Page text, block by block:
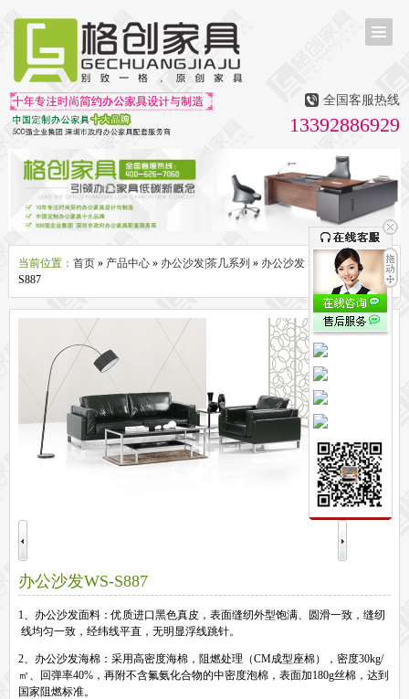
首页
茶台茶桌
多媒体会议室家具
办公屏风隔断系列
办公屏风卡位
高隔断墙 折叠屏风
组合职员台
办公桌系列
经理办公桌
会议桌
办公椅系列
休闲椅
老板大班椅 职员办公椅 会议椅
人体工学椅
办公沙发|茶几系列
办公沙发
贵宾沙发
茶水柜
文件柜系列
装饰柜 副柜 间隔柜 矮柜 实木文件柜 板式文件柜
钢制文件柜
保密文件柜
前台接待系列
培训桌
公共区域家具系列
他们正在使用格创家具
无纸化会议系统案例
办公家具案例
办公家具资讯
格创动态
行业动态 家具常识 荣誉资质 客户见证
常见问题
走进格创家具
全国客服热线
13392886929
当前位置： 首页» 产品中心» 办公沙发|茶几系列 » 办公沙发» 办公沙发WS-
S887
办公沙发WS-S887
1、办公沙发面料：优质进口黑色真皮，表面缝纫外型饱满、圆滑一致，缝纫
线均匀一致，经纬线平直，无明显浮线跳针。
2、办公沙发海棉：采用高密度海棉，阻燃处理（CM成型座棉），密度30kg/
㎡、回弹率40%，再附不含氟氨化合物的中密度泡棉，表面加180g丝棉，达到
国家阻燃标准。